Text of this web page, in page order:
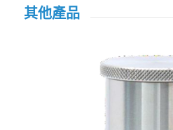
其他產品